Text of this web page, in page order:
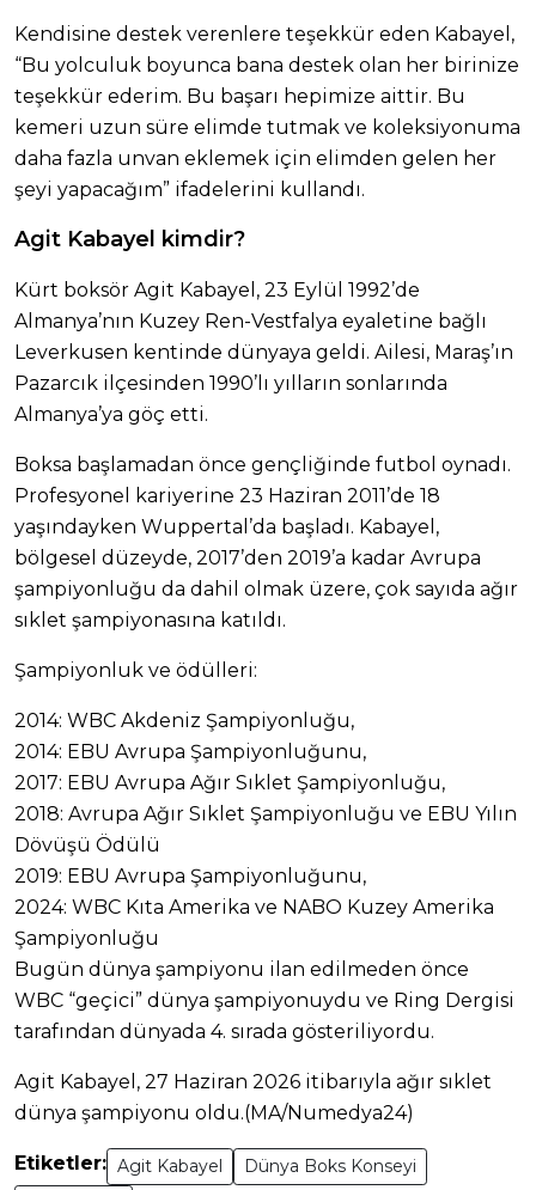
Kendisine destek verenlere teşekkür eden Kabayel,
“Bu yolculuk boyunca bana destek olan her birinize
teşekkür ederim. Bu başarı hepimize aittir. Bu
kemeri uzun süre elimde tutmak ve koleksiyonuma
daha fazla unvan eklemek için elimden gelen her
şeyi yapacağım” ifadelerini kullandı.
Agit Kabayel kimdir?
Kürt boksör Agit Kabayel, 23 Eylül 1992’de
Almanya’nın Kuzey Ren-Vestfalya eyaletine bağlı
Leverkusen kentinde dünyaya geldi. Ailesi, Maraş’ın
Pazarcık ilçesinden 1990’lı yılların sonlarında
Almanya’ya göç etti.
Boksa başlamadan önce gençliğinde futbol oynadı.
Profesyonel kariyerine 23 Haziran 2011’de 18
yaşındayken Wuppertal’da başladı. Kabayel,
bölgesel düzeyde, 2017’den 2019’a kadar Avrupa
şampiyonluğu da dahil olmak üzere, çok sayıda ağır
sıklet şampiyonasına katıldı.
Şampiyonluk ve ödülleri:
2014: WBC Akdeniz Şampiyonluğu,
2014: EBU Avrupa Şampiyonluğunu,
2017: EBU Avrupa Ağır Sıklet Şampiyonluğu,
2018: Avrupa Ağır Sıklet Şampiyonluğu ve EBU Yılın
Dövüşü Ödülü
2019: EBU Avrupa Şampiyonluğunu,
2024: WBC Kıta Amerika ve NABO Kuzey Amerika
Şampiyonluğu
Bugün dünya şampiyonu ilan edilmeden önce
WBC “geçici” dünya şampiyonuydu ve Ring Dergisi
tarafından dünyada 4. sırada gösteriliyordu.
Agit Kabayel, 27 Haziran 2026 itibarıyla ağır sıklet
dünya şampiyonu oldu.(MA/Numedya24)
Etiketler: Agit Kabayel
Dünya Boks Konseyi